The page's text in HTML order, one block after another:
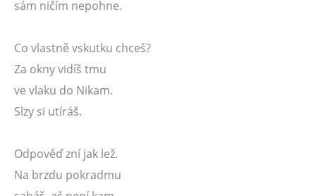
sám ničím nepohne.
Co vlastně vskutku chceš?
Za okny vidíš tmu
ve vlaku do Nikam.
Slzy si utíráš.
Odpověď zní jak lež.
Na brzdu pokradmu